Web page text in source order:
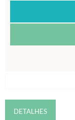
DETALHES